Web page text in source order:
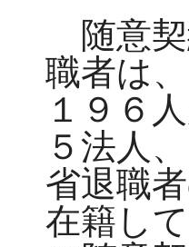
随意契
職者は
１９６
５法人
省退職
在籍し